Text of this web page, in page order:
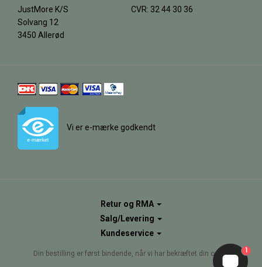
JustMore K/S
Solvang 12
3450 Allerød
CVR: 32 44 30 36
Vi er e-mærke godkendt
Retur og RMA
Salg/Levering
Kundeservice
Din bestilling er først bindende, når vi har bekræftet din ordre. 1